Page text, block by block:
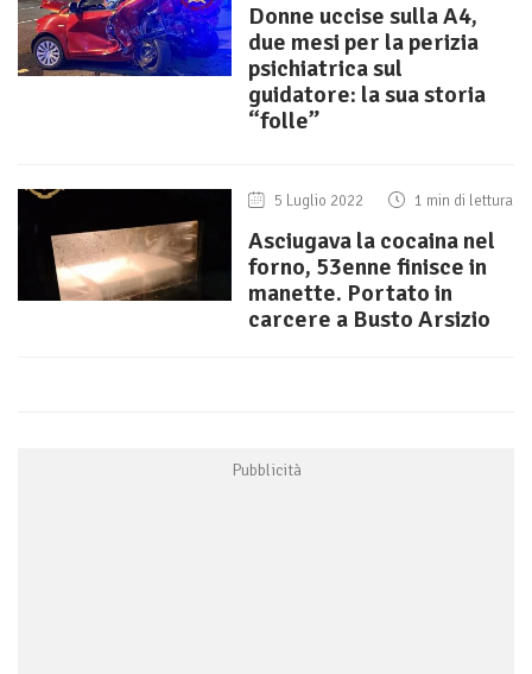
Donne uccise sulla A4,
due mesi per la perizia
psichiatrica sul
guidatore: la sua storia
“folle”
5 Luglio 2022 1 min di lettura
Asciugava la cocaina nel
forno, 53enne finisce in
manette. Portato in
carcere a Busto Arsizio